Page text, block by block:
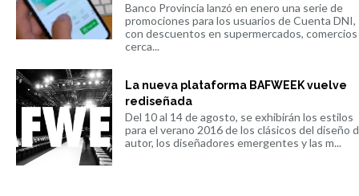
Banco Provincia lanzó en enero una serie de
promociones para los usuarios de Cuenta DNI,
con descuentos en supermercados,
cerca...
La nueva plataforma BAFWEEK vuelve
rediseñada
Del 10 al 14 de agosto, se exhibirán los estilos
para el verano 2016 de los clásicos del diseño
autor, los diseñadores emergentes y las m...